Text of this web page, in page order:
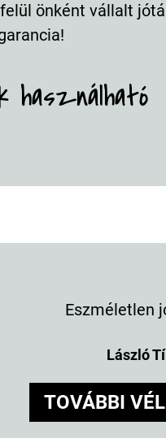
önként vállalt
használható
Eszméletlen
László
TOVÁBBI